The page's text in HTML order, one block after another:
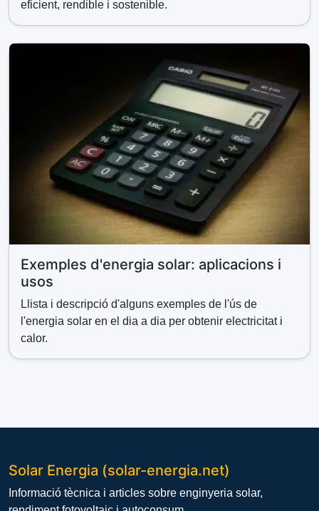
eficient, rendible i sostenible.
Exemples d'energia solar: aplicacions i
usos
Llista i descripció d'alguns exemples de l'ús de
l'energia solar en el dia a dia per obtenir electricitat i
calor.
Solar Energia (solar-energia.net)
Informació tècnica i articles sobre enginyeria solar,